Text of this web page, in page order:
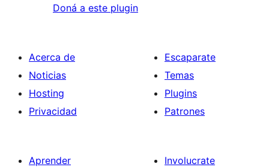
Doná a este plugin
Acerca de
Noticias
Hosting
Privacidad
Escaparate
Temas
Plugins
Patrones
Aprender
Involucrate